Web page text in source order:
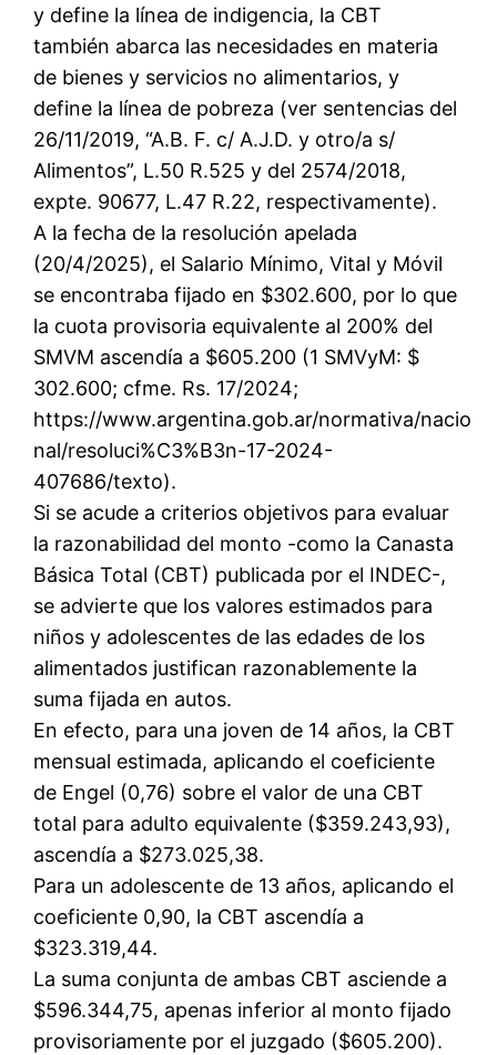
y define la línea de indigencia, la CBT
también abarca las necesidades en materia
de bienes y servicios no alimentarios, y
define la línea de pobreza (ver sentencias del
26/11/2019, “A.B. F. c/ A.J.D. y otro/a s/
Alimentos”, L.50 R.525 y del 2574/2018,
expte. 90677, L.47 R.22, respectivamente).
A la fecha de la resolución apelada
(20/4/2025), el Salario Mínimo, Vital y Móvil
se encontraba fijado en $302.600, por lo que
la cuota provisoria equivalente al 200% del
SMVM ascendía a $605.200 (1 SMVyM: $
302.600; cfme. Rs. 17/2024;
https://www.argentina.gob.ar/normativa/nacio
nal/resoluci%C3%B3n-17-2024-
407686/texto).
Si se acude a criterios objetivos para evaluar
la razonabilidad del monto -como la Canasta
Básica Total (CBT) publicada por el INDEC-,
se advierte que los valores estimados para
niños y adolescentes de las edades de los
alimentados justifican razonablemente la
suma fijada en autos.
En efecto, para una joven de 14 años, la CBT
mensual estimada, aplicando el coeficiente
de Engel (0,76) sobre el valor de una CBT
total para adulto equivalente ($359.243,93),
ascendía a $273.025,38.
Para un adolescente de 13 años, aplicando el
coeficiente 0,90, la CBT ascendía a
$323.319,44.
La suma conjunta de ambas CBT asciende a
$596.344,75, apenas inferior al monto fijado
provisoriamente por el juzgado ($605.200).